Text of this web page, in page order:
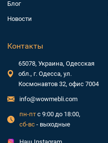
Блог
Новости
Контакты
65078, Украина, Одесская
обл., г. Одесса, ул.
Космонавтов 32, офис 7004
info@wowmebli.com
пн-пт с 9:00 до 18:00,
сб-вс - выходные